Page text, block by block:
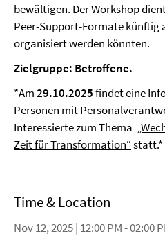
bewältigen. Der Workshop
Peer-Support-Formate künftig
organisiert werden könnten.
Zielgruppe: Betroffene.
*Am29.10.2025findet eine
Personen mit
Interessierte zum Thema
Zeit für Transformation“statt.*
Time & Location
Nov 12, 2025 | 12:00 PM - 02:00